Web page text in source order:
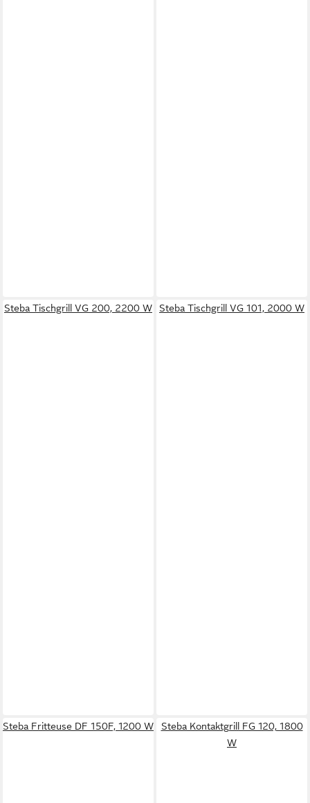
Steba Tischgrill VG 200, 2200 W Steba Tischgrill VG 101, 2000 W
Steba Fritteuse DF 150F, 1200 W
Steba Kontaktgrill FG 120, 1800
W